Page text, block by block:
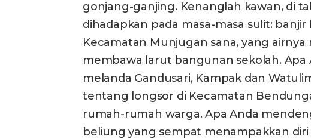
gonjang-ganjing. Kenanglah kawan, di
dihadapkan pada masa-masa sulit:
Kecamatan Munjugan sana, yang
membawa larut bangunan sekolah.
melanda Gandusari, Kampak dan
tentang longsor di Kecamatan
rumah-rumah warga. Apa Anda
beliung yang sempat menampakkan